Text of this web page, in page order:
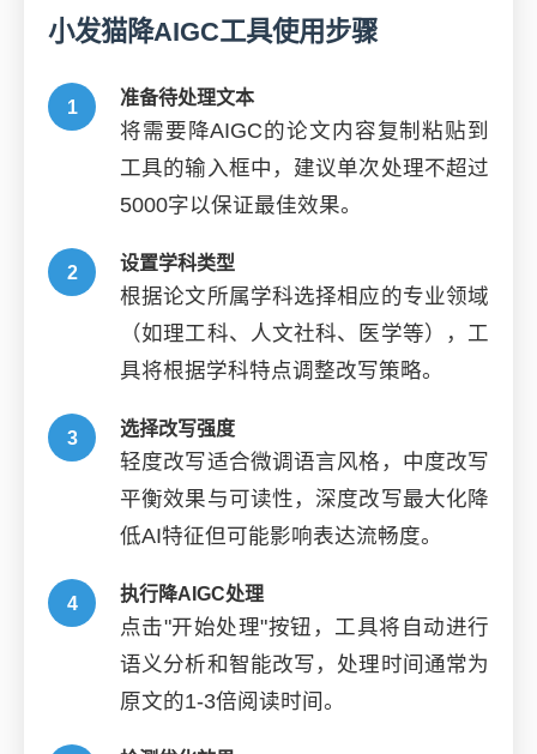
小发猫降AIGC工具使用步骤
准备待处理文本
将需要降AIGC的论文内容复制粘贴到
工具的输入框中，建议单次处理不超过
5000字以保证最佳效果。
设置学科类型
根据论文所属学科选择相应的专业领域
（如理工科、人文社科、医学等），工
具将根据学科特点调整改写策略。
选择改写强度
轻度改写适合微调语言风格，中度改写
平衡效果与可读性，深度改写最大化降
低AI特征但可能影响表达流畅度。
执行降AIGC处理
点击"开始处理"按钮，工具将自动进行
语义分析和智能改写，处理时间通常为
原文的1-3倍阅读时间。